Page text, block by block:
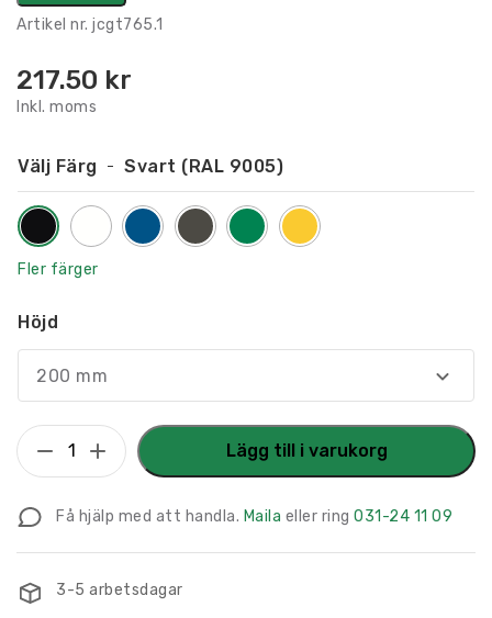
Artikel nr. jcgt765.1
217.50 kr
Inkl. moms
Välj Färg Svart (RAL 9005)
Fler färger
Höjd
200 mm
Konturskuret
Piktogram
och
Dusch
i
Lägg till i varukorg
Få hjälp med att handla. Maila eller ring 031-24 11 09
3-5 arbetsdagar